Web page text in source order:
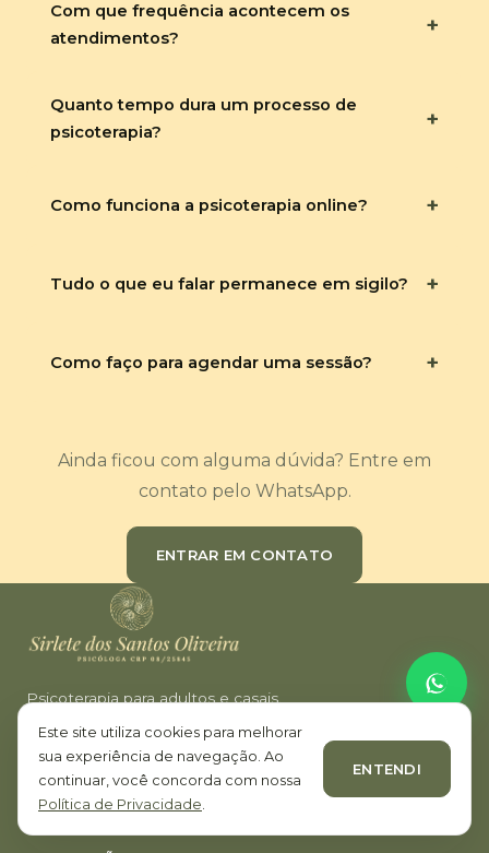
Com que frequência acontecem os
atendimentos?
+
Quanto tempo dura um processo de
psicoterapia?
+
Como funciona a psicoterapia online? +
Tudo o que eu falar permanece em sigilo? +
Como faço para agendar uma sessão? +
Ainda ficou com alguma dúvida? Entre em
contato pelo WhatsApp.
ENTRAR EM CONTATO
Psicoterapia para adultos e casais.
Atendimento presencial em Campo Mourão e Maringá e
psicoterapia online.
Este site utiliza cookies para melhorar
sua experiência de navegação. Ao
continuar, você concorda com nossa
Política de Privacidade.
ENTENDI